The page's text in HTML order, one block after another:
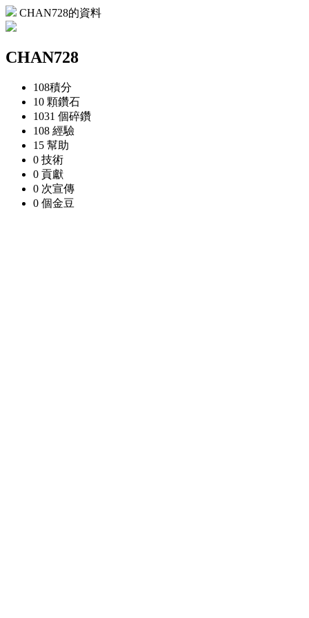
CHAN728的資料
CHAN728
108積分
10 顆鑽石
1031 個碎鑽
108 經驗
15 幫助
0 技術
0 貢獻
0 次宣傳
0 個金豆